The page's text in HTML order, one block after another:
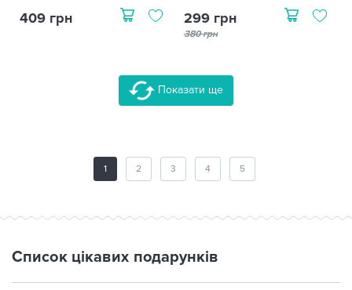
409 грн 299 грн
380 грн
Показати ще
1 2 3 4 5
Список цікавих подарунків